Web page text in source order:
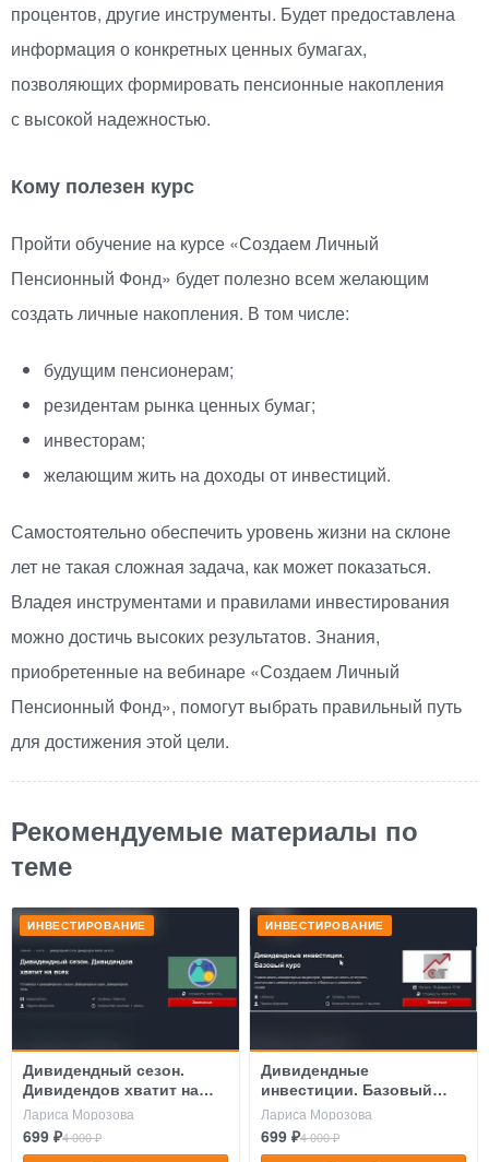
процентов, другие инструменты. Будет предоставлена
информация о конкретных ценных бумагах,
позволяющих формировать пенсионные накопления
с высокой надежностью.
Кому полезен курс
Пройти обучение на курсе «Создаем Личный
Пенсионный Фонд» будет полезно всем желающим
создать личные накопления. В том числе:
будущим пенсионерам;
резидентам рынка ценных бумаг;
инвесторам;
желающим жить на доходы от инвестиций.
Самостоятельно обеспечить уровень жизни на склоне
лет не такая сложная задача, как может показаться.
Владея инструментами и правилами инвестирования
можно достичь высоких результатов. Знания,
приобретенные на вебинаре «Создаем Личный
Пенсионный Фонд», помогут выбрать правильный путь
для достижения этой цели.
Рекомендуемые материалы по
теме
ИНВЕСТИРОВАНИЕ
Дивидендный сезон.
Дивидендов хватит на
всех 2020
Лариса Морозова
699 ₽4 000 ₽
ИНВЕСТИРОВАНИЕ
Дивидендные
инвестиции. Базовый
курс
Лариса Морозова
699 ₽4 000 ₽